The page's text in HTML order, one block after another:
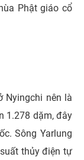
Phật giáo cổ
Nyingchi nên là
1.278 dặm, đây
Sông Yarlung
thủy điện tự